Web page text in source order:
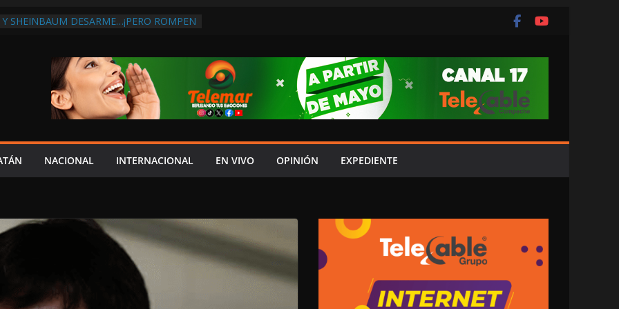
SHEINBAUM DESARME…¡PERO ROMPEN
DISCURSO DE LAYDA AL REVELAR QUE
LA PEOR CAÍDA DE
DEL PAÍS, POR PÉSIMA RECAUDACIÓN
POLÍTICAS EN
ASUME CULPA DEL HIJO?
SOBRE LA CARRETERA LIBRE
NACIONAL INTERNACIONAL EN VIVO OPINIÓN EXPEDIENTE